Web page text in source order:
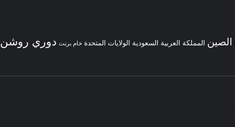
الصين المملكة العربية السعودية الولايات المتحدة خام برنت دوري روشن